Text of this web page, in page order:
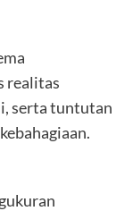
realitas
serta tuntutan